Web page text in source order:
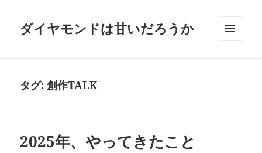
ダイヤモンドは甘いだろうか
タグ:創作TALK
2025年、やってきたこと